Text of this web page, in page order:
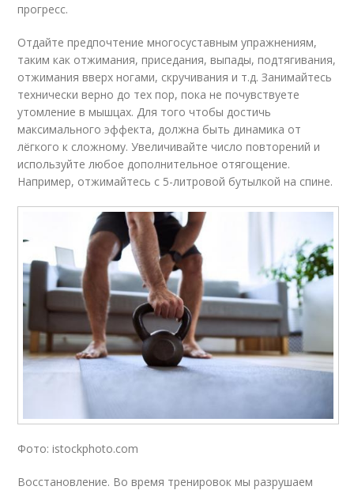
прогресс.
Отдайте предпочтение многосуставным упражнениям,
таким как отжимания, приседания, выпады, подтягивания,
отжимания вверх ногами, скручивания и т.д. Занимайтесь
технически верно до тех пор, пока не почувствуете
утомление в мышцах. Для того чтобы достичь
максимального эффекта, должна быть динамика от
лёгкого к сложному. Увеличивайте число повторений и
используйте любое дополнительное отягощение.
Например, отжимайтесь с 5-литровой бутылкой на спине.
Фото: istockphoto.com
Восстановление. Во время тренировок мы разрушаем